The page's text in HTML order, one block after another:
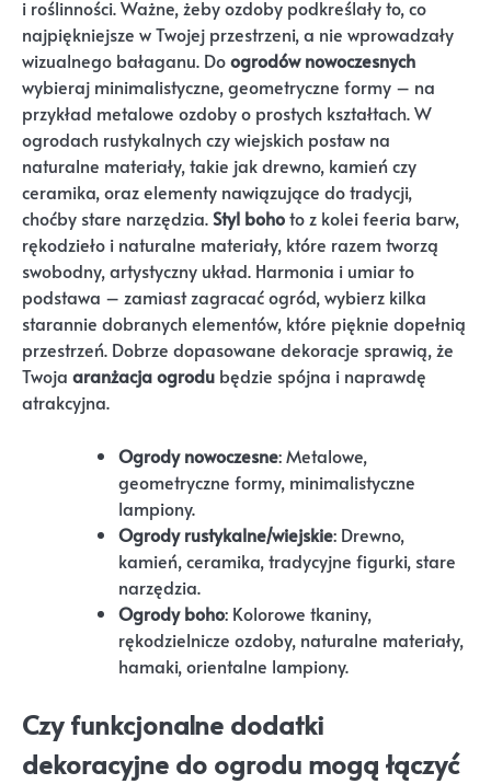
i roślinności. Ważne, żeby ozdoby podkreślały to, co
najpiękniejsze w Twojej przestrzeni, a nie wprowadzały
wizualnego bałaganu. Doogrodów nowoczesnych
wybieraj minimalistyczne, geometryczne formy – na
przykład metalowe ozdoby o prostych kształtach. W
ogrodach rustykalnych czy wiejskich postaw na
naturalne materiały, takie jak drewno, kamień czy
ceramika, oraz elementy nawiązujące do tradycji,
choćby stare narzędzia.Styl bohoto z kolei feeria barw,
rękodzieło i naturalne materiały, które razem tworzą
swobodny, artystyczny układ. Harmonia i umiar to
podstawa – zamiast zagracać ogród, wybierz kilka
starannie dobranych elementów, które pięknie dopełnią
przestrzeń. Dobrze dopasowane dekoracje sprawią, że
Twoja aranżacja ogrodu będzie spójna i naprawdę
atrakcyjna.
Ogrody nowoczesne: Metalowe,
geometryczne formy, minimalistyczne
lampiony.
Ogrody rustykalne/wiejskie: Drewno,
kamień, ceramika, tradycyjne figurki, stare
narzędzia.
Ogrody boho: Kolorowe tkaniny,
rękodzielnicze ozdoby, naturalne materiały,
hamaki, orientalne lampiony.
Czy funkcjonalne dodatki
dekoracyjne do ogrodu mogą łączyć